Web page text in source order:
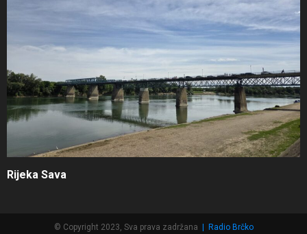
Rijeka Sava
© Copyright 2023, Sva prava zadržana | Radio Brčko